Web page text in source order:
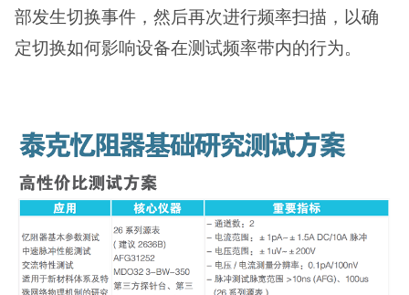
部发生切换事件，然后再次进行频率扫描，以确
定切换如何影响设备在测试频率带内的行为。